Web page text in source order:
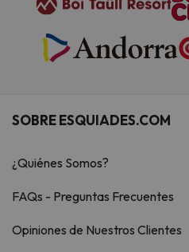
SOBRE ESQUIADES.COM
¿Quiénes Somos?
FAQs - Preguntas Frecuentes
Opiniones de Nuestros Clientes